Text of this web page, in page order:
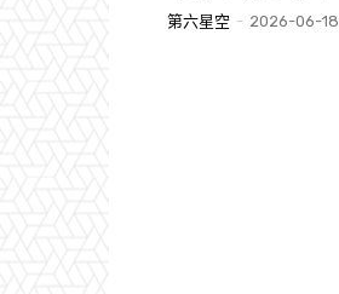
第六星空 - 2026-06-18